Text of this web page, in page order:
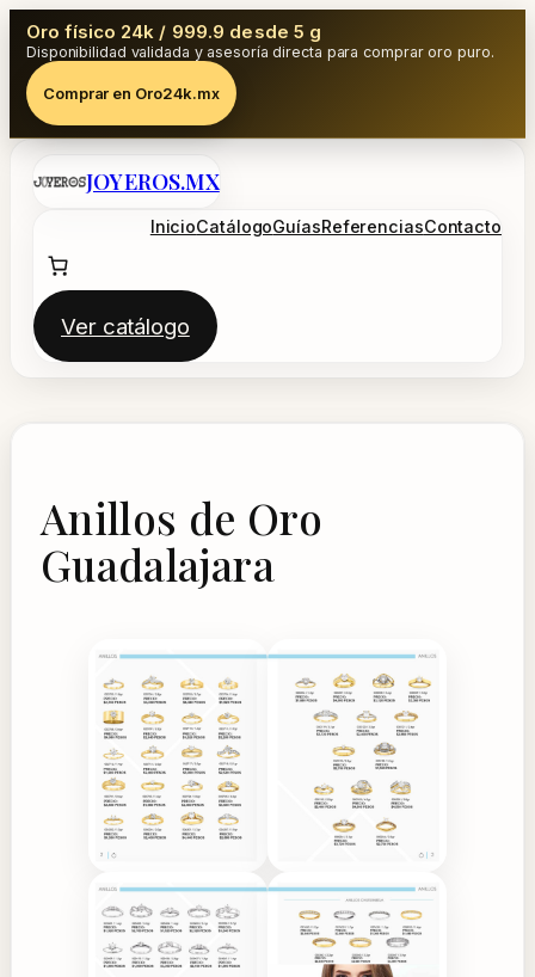
Oro físico 24k / 999.9 desde 5 g
Disponibilidad validada y asesoría directa para comprar oro puro.
Comprar en Oro24k.mx
Saltar
JOYEROS.MX
InicioCatálogoGuíasReferenciasContacto
Ver catálogo
Anillos de Oro
Guadalajara